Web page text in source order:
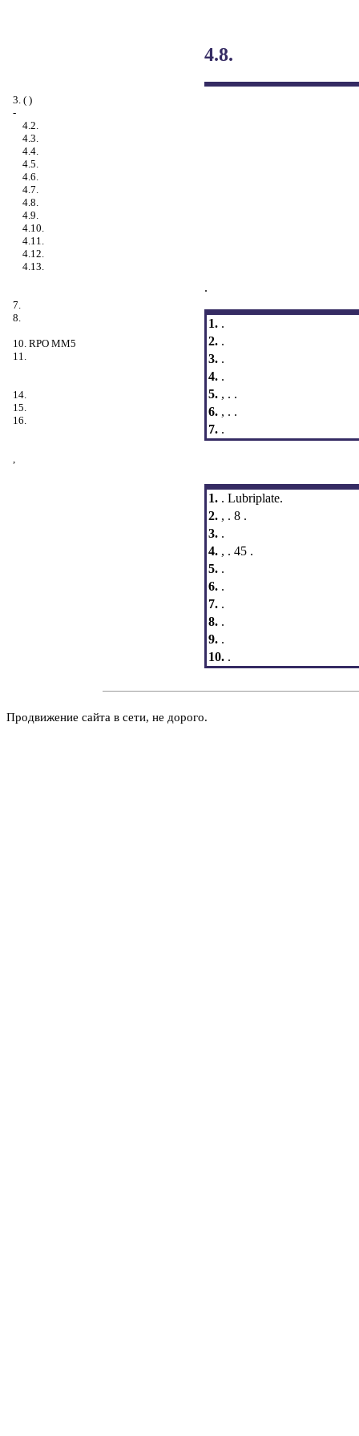
3. ( )
-
4.2.
4.3.
4.4.
4.5.
4.6.
4.7.
4.8.
4.9.
4.10.
4.11.
4.12.
4.13.
7.
8.
10. RPO MM5
11.
14.
15.
16.
,
4.8.
.
1. .
2. .
3. .
4. .
5. , . .
6. , . .
7. .
1. . Lubriplate.
2. , . 8 .
3. .
4. , . 45 .
5. .
6. .
7. .
8. .
9. .
10. .
Продвижение сайта в сети, не дорого.